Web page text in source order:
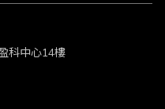
科中心14樓